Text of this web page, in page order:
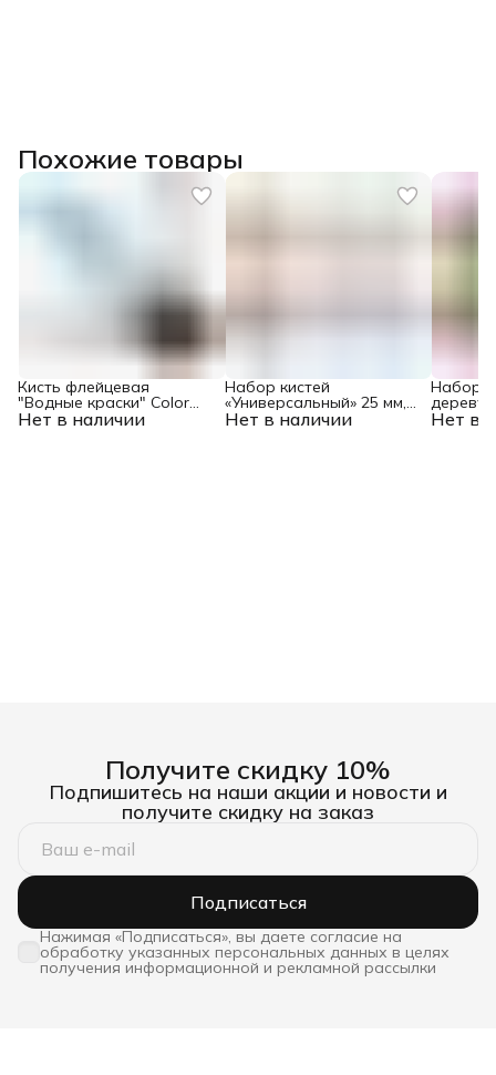
Похожие товары
Нет в наличии
Кисть флейцевая
"Водные краски" Color
Line 50 x 12 мм Matrix Нет в наличии
Набор кистей
«Универсальный» 25 мм,
35 мм, 50 мм Color Line Нет в
Набор
мм
Получите скидку 10%
Подпишитесь на наши акции и новости и
получите скидку на заказ
Подписаться
Нажимая «Подписаться», вы даете согласие на
обработку указанных персональных данных в целях
получения информационной и рекламной рассылки